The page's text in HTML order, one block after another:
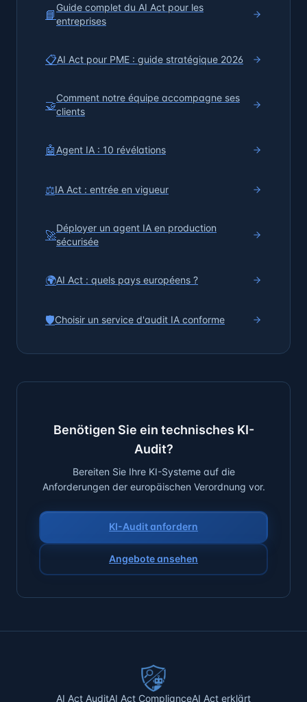
📘
Guide complet du AI Act pour les
entreprises
📋AI Act pour PME : guide stratégique 2026
🤝
Comment notre équipe accompagne ses
clients
🤖 Agent IA : 10 révélations
⚖️IA Act : entrée en vigueur
🚀
Déployer un agent IA en production
sécurisée
🌍AI Act : quels pays européens ?
🛡️Choisir un service d'audit IA conforme
Benötigen Sie ein technisches KI-
Audit?
Bereiten Sie Ihre KI-Systeme auf die
Anforderungen der europäischen Verordnung vor.
KI-Audit anfordern
Angebote ansehen
AI Act AuditAI Act ComplianceAI Act erklärt